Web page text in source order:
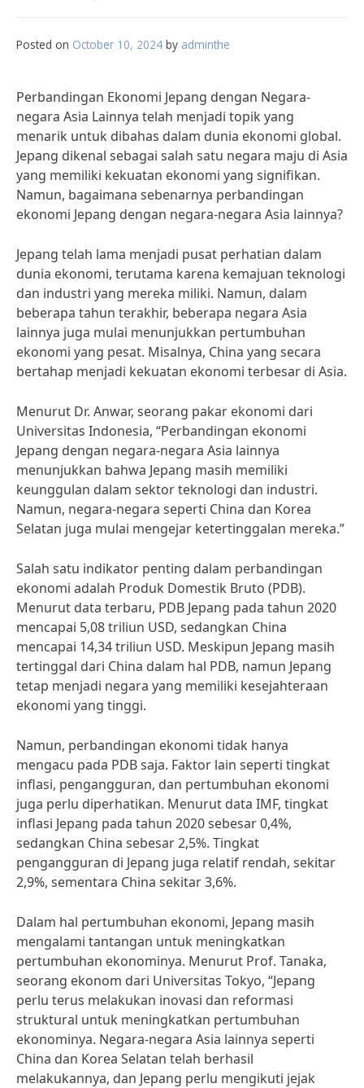
Posted on October 10, 2024 by adminthe
Perbandingan Ekonomi Jepang dengan Negara-
negara Asia Lainnya telah menjadi topik yang
menarik untuk dibahas dalam dunia ekonomi global.
Jepang dikenal sebagai salah satu negara maju di Asia
yang memiliki kekuatan ekonomi yang signifikan.
Namun, bagaimana sebenarnya perbandingan
ekonomi Jepang dengan negara-negara Asia lainnya?
Jepang telah lama menjadi pusat perhatian dalam
dunia ekonomi, terutama karena kemajuan teknologi
dan industri yang mereka miliki. Namun, dalam
beberapa tahun terakhir, beberapa negara Asia
lainnya juga mulai menunjukkan pertumbuhan
ekonomi yang pesat. Misalnya, China yang secara
bertahap menjadi kekuatan ekonomi terbesar di Asia.
Menurut Dr. Anwar, seorang pakar ekonomi dari
Universitas Indonesia, “Perbandingan ekonomi
Jepang dengan negara-negara Asia lainnya
menunjukkan bahwa Jepang masih memiliki
keunggulan dalam sektor teknologi dan industri.
Namun, negara-negara seperti China dan Korea
Selatan juga mulai mengejar ketertinggalan mereka.”
Salah satu indikator penting dalam perbandingan
ekonomi adalah Produk Domestik Bruto (PDB).
Menurut data terbaru, PDB Jepang pada tahun 2020
mencapai 5,08 triliun USD, sedangkan China
mencapai 14,34 triliun USD. Meskipun Jepang masih
tertinggal dari China dalam hal PDB, namun Jepang
tetap menjadi negara yang memiliki kesejahteraan
ekonomi yang tinggi.
Namun, perbandingan ekonomi tidak hanya
mengacu pada PDB saja. Faktor lain seperti tingkat
inflasi, pengangguran, dan pertumbuhan ekonomi
juga perlu diperhatikan. Menurut data IMF, tingkat
inflasi Jepang pada tahun 2020 sebesar 0,4%,
sedangkan China sebesar 2,5%. Tingkat
pengangguran di Jepang juga relatif rendah, sekitar
2,9%, sementara China sekitar 3,6%.
Dalam hal pertumbuhan ekonomi, Jepang masih
mengalami tantangan untuk meningkatkan
pertumbuhan ekonominya. Menurut Prof. Tanaka,
seorang ekonom dari Universitas Tokyo, “Jepang
perlu terus melakukan inovasi dan reformasi
struktural untuk meningkatkan pertumbuhan
ekonominya. Negara-negara Asia lainnya seperti
China dan Korea Selatan telah berhasil
melakukannya, dan Jepang perlu mengikuti jejak